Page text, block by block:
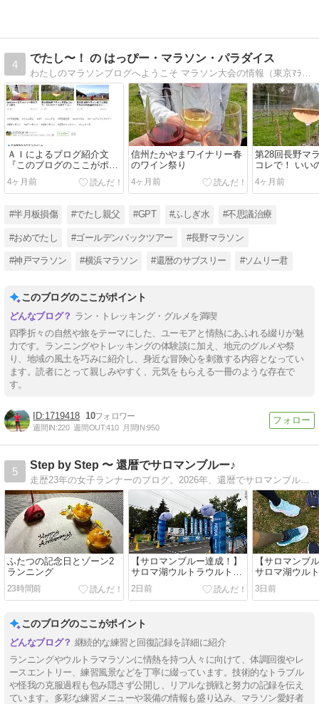
4
でたし〜！ の はっぴー・マラソン・パラダイス
ＡＩによるブログ紹介文
『このブログのここがポイ
ント』
4ヶ月前
信州たかやまワイナリー春
のワイン祭り
4ヶ月前
第28回長野マ
コレで！ いい
で？ いいんだ
4ヶ月前
#半月板損傷 #でたし親父 #GPT #ふしぎ水 #不思議治療
#おめでたし #ゴールデンパックツアー #長野マラソン
#神戸マラソン #横浜マラソン #還暦のサブスリー #ソムリー君
このブログのここがポイント
ラン・トレッキング・グルメを満喫
四季折々の自然や旅をテーマにした、ユーモアと情熱にあふれる綴りが魅
力です。ランニングやトレッキングの体験談に加え、地元のグルメや祭
り、地域の風土を巧みに紹介し、身近な冒険心を刺激する内容となってい
ます。読者にとって親しみやすく、元気をもらえる一冊のような存在で
す。
1719418 10
週間IN:220 週間OUT:410 月間IN:950
5
Step by Step 〜 還暦でサロマンブルー♪
走歴23年の女子ランナーのブログ。2026年、還暦でサロマンブルー達成しました。マラソンへの挑戦はまだまだ続きます。応援してください。
ふたつの記念日とゾーン2
ランニング
23時間前
【サロマンブルー達成！】
サロマ湖ウルトラウルトラ
2026完走記 〜 レース編
（40kmまで）
2日前
【サロマンブ
サロマ湖ウル
記 〜 スター
3日前
このブログのここがポイント
継続的な練習と回復記録を詳細に紹介
ランニングやウルトラマラソンに情熱を持つ人々に向けて、体調回復やレ
ースエントリー、練習風景などを丁寧に綴っています。技術的なトラブル
や怪我の克服過程も包み隠さず公開し、リアルな挑戦と努力の記録を伝え
ています。多彩な練習メニューや装備の情報も盛り込み、マラソン愛好者